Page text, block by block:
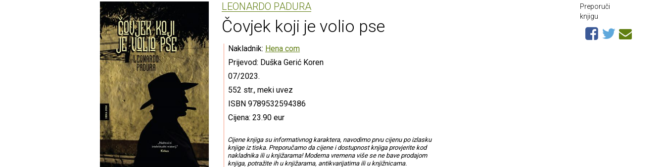
LEONARDO PADURA
Čovjek koji je volio pse
Nakladnik: Hena com
Prijevod: Duška Gerić Koren
07/2023.
552 str., meki uvez
ISBN 9789532594386
Cijena: 23.90 eur
Cijene knjiga su informativnog karaktera, navodimo prvu cijenu po izlasku
knjige iz tiska. Preporučamo da cijene i dostupnost knjiga provjerite kod
nakladnika ili u knjižarama! Moderna vremena više se ne bave prodajom
knjiga, potražite ih u knjižarama, antikvarijatima ili u knjižnicama.
Preporuči
knjigu